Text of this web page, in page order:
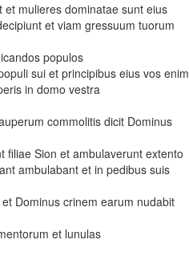
mulieres dominatae sunt eius
et viam gressuum tuorum
populos
sui et principibus eius vos enim
in domo vestra
commolitis dicit Dominus
filiae Sion et ambulaverunt extento
ambulabant et in pedibus suis
Dominus crinem earum nudabit
et lunulas